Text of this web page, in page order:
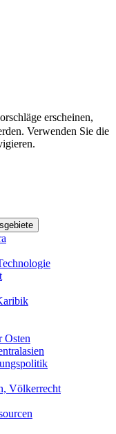
erscheinen,
Verwenden Sie die
Osten
Völkerrecht